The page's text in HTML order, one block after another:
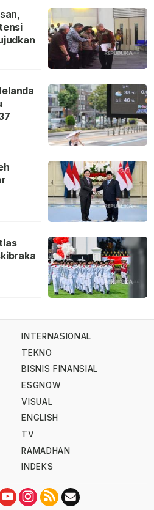
INTERNASIONAL
TEKNO
BISNIS FINANSIAL
ESGNOW
VISUAL
ENGLISH
TV
RAMADHAN
INDEKS